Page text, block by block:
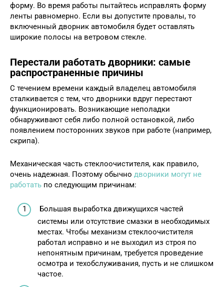
форму. Во время работы пытайтесь исправлять форму
ленты равномерно. Если вы допустите провалы, то
включенный дворник автомобиля будет оставлять
широкие полосы на ветровом стекле.
Перестали работать дворники: самые
распространенные причины
С течением времени каждый владелец автомобиля
сталкивается с тем, что дворники вдруг перестают
функционировать. Возникающие неполадки
обнаруживают себя либо полной остановкой, либо
появлением посторонних звуков при работе (например,
скрипа).
Механическая часть стеклоочистителя, как правило,
очень надежная. Поэтому обычно дворники могут не
работать по следующим причинам:
Большая выработка движущихся частей
системы или отсутствие смазки в необходимых
местах. Чтобы механизм стеклоочистителя
работал исправно и не выходил из строя по
непонятным причинам, требуется проведение
осмотра и техобслуживания, пусть и не слишком
частое.